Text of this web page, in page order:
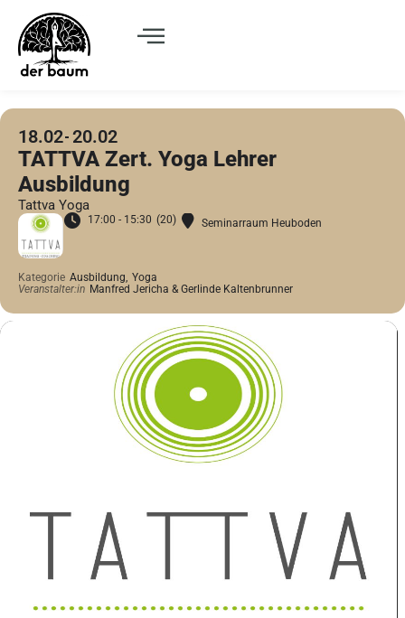
18.02 20.02
TATTVA Zert. Yoga Lehrer
Ausbildung
Tattva Yoga
17:00 - 15:30 (20) Seminarraum Heuboden
Kategorie Ausbildung, Yoga
Veranstalter:in Manfred Jericha & Gerlinde Kaltenbrunner